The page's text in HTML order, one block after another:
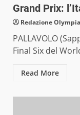
Grand Prix:
Redazione
PALLAVOLO
Final Six del
Read More